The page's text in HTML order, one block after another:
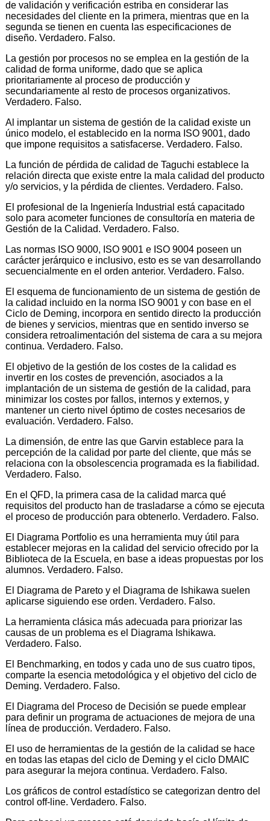
de validación y verificación estriba en considerar las
necesidades del cliente en la primera, mientras que en la
segunda se tienen en cuenta las especificaciones de
diseño. Verdadero. Falso.
La gestión por procesos no se emplea en la gestión de la
calidad de forma uniforme, dado que se aplica
prioritariamente al proceso de producción y
secundariamente al resto de procesos organizativos.
Verdadero. Falso.
Al implantar un sistema de gestión de la calidad existe un
único modelo, el establecido en la norma ISO 9001, dado
que impone requisitos a satisfacerse. Verdadero. Falso.
La función de pérdida de calidad de Taguchi establece la
relación directa que existe entre la mala calidad del producto
y/o servicios, y la pérdida de clientes. Verdadero. Falso.
El profesional de la Ingeniería Industrial está capacitado
solo para acometer funciones de consultoría en materia de
Gestión de la Calidad. Verdadero. Falso.
Las normas ISO 9000, ISO 9001 e ISO 9004 poseen un
carácter jerárquico e inclusivo, esto es se van desarrollando
secuencialmente en el orden anterior. Verdadero. Falso.
El esquema de funcionamiento de un sistema de gestión de
la calidad incluido en la norma ISO 9001 y con base en el
Ciclo de Deming, incorpora en sentido directo la producción
de bienes y servicios, mientras que en sentido inverso se
considera retroalimentación del sistema de cara a su mejora
continua. Verdadero. Falso.
El objetivo de la gestión de los costes de la calidad es
invertir en los costes de prevención, asociados a la
implantación de un sistema de gestión de la calidad, para
minimizar los costes por fallos, internos y externos, y
mantener un cierto nivel óptimo de costes necesarios de
evaluación. Verdadero. Falso.
La dimensión, de entre las que Garvin establece para la
percepción de la calidad por parte del cliente, que más se
relaciona con la obsolescencia programada es la fiabilidad.
Verdadero. Falso.
En el QFD, la primera casa de la calidad marca qué
requisitos del producto han de trasladarse a cómo se ejecuta
el proceso de producción para obtenerlo. Verdadero. Falso.
El Diagrama Portfolio es una herramienta muy útil para
establecer mejoras en la calidad del servicio ofrecido por la
Biblioteca de la Escuela, en base a ideas propuestas por los
alumnos. Verdadero. Falso.
El Diagrama de Pareto y el Diagrama de Ishikawa suelen
aplicarse siguiendo ese orden. Verdadero. Falso.
La herramienta clásica más adecuada para priorizar las
causas de un problema es el Diagrama Ishikawa.
Verdadero. Falso.
El Benchmarking, en todos y cada uno de sus cuatro tipos,
comparte la esencia metodológica y el objetivo del ciclo de
Deming. Verdadero. Falso.
El Diagrama del Proceso de Decisión se puede emplear
para definir un programa de actuaciones de mejora de una
línea de producción. Verdadero. Falso.
El uso de herramientas de la gestión de la calidad se hace
en todas las etapas del ciclo de Deming y el ciclo DMAIC
para asegurar la mejora continua. Verdadero. Falso.
Los gráficos de control estadístico se categorizan dentro del
control off-line. Verdadero. Falso.